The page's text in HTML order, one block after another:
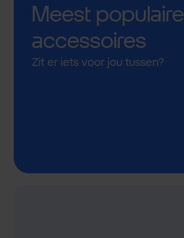
Meest populaire
accessoires
Zit er iets voor jou tussen?